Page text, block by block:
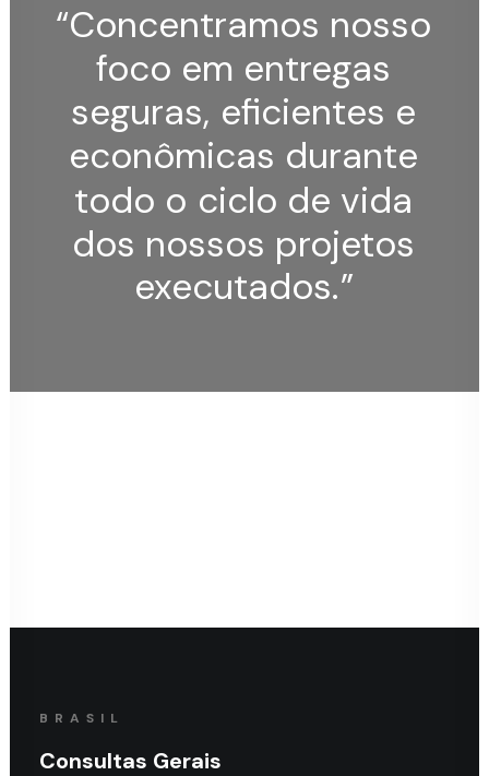
“Concentramos nosso
foco em entregas
seguras, eficientes e
econômicas durante
todo o ciclo de vida
dos nossos projetos
executados.”
BRASIL
Consultas Gerais